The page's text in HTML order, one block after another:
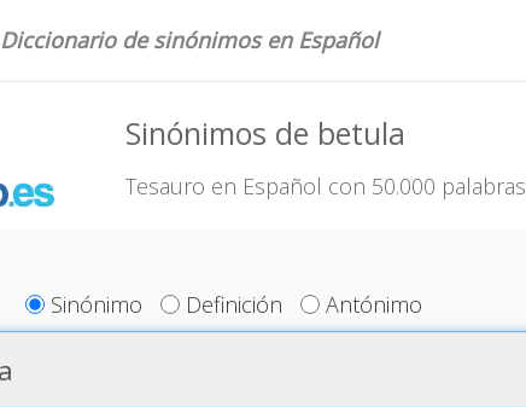
Diccionario de sinónimos en Español
Sinónimos de betula
Tesauro en Español con 50.000 palabras
Sinónimo Definición Antónimo